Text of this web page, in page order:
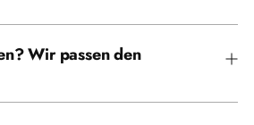
Wir passen den